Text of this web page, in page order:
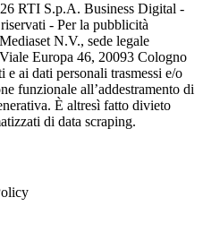
RTI S.p.A. Business Digital -
- Per la pubblicità
N.V., sede legale
Europa 46, 20093 Cologno
e ai dati personali trasmessi e/o
funzionale all’addestramento di
È altresì fatto divieto
di data scraping.